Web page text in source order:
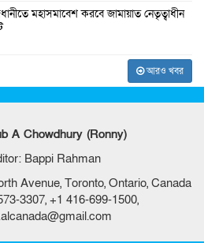
মহাসমাবেশ করবে জামায়াত নেতৃত্বাধীন
আরও খবর
A Chowdhury (Ronny)
Bappi Rahman
Avenue, Toronto, Ontario, Canada
3307, +1 416-699-1500,